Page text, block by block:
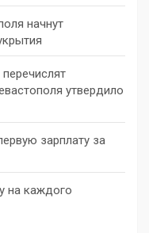
начнут
утвердило
зарплату за
на каждого